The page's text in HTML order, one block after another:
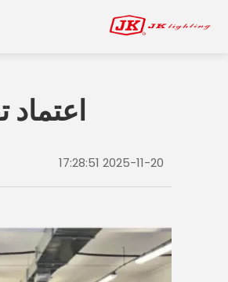
2025-11-20 17:28:51